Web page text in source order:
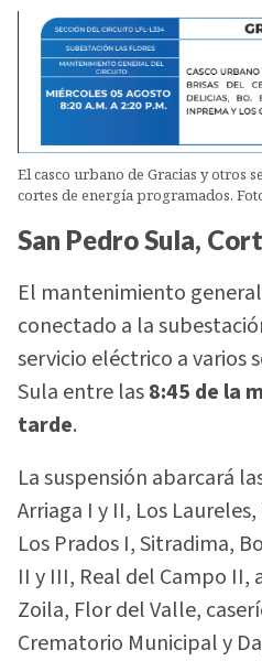
El casco urbano de Gracias y otros
cortes de energía programados.
San Pedro Sula,
El mantenimiento
conectado a la
servicio eléctrico a varios
Sula entre las8:45 de la
tarde.
La suspensión abarcará
Arriaga I y II, Los
Los Prados I, Sitradima,
II y III, Real del Campo II,
Zoila, Flor del Valle,
Crematorio Municipal y